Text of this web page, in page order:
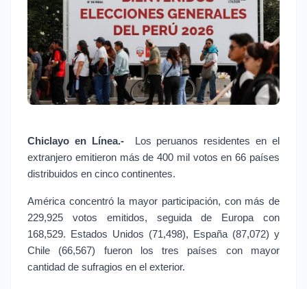
Chiclayo en Línea.-
Los peruanos residentes en el
extranjero emitieron más de 400 mil votos en 66 países
distribuidos en cinco continentes.
América concentró la mayor participación, con más de
229,925 votos emitidos, seguida de Europa con
168,529. Estados Unidos (71,498), España (87,072) y
Chile (66,567) fueron los tres países con mayor
cantidad de sufragios en el exterior.